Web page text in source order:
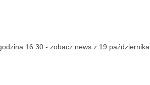
16:30 - zobacz news z 19 października